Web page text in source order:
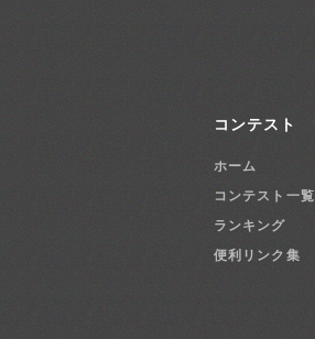
コンテスト
ホーム
コンテスト一覧
ランキング
便利リンク集